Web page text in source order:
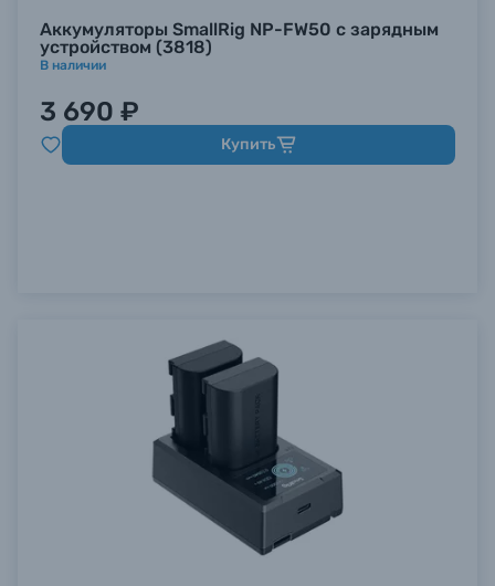
Аккумуляторы SmallRig NP-FW50 с зарядным
устройством (3818)
В наличии
3 690 ₽
Купить